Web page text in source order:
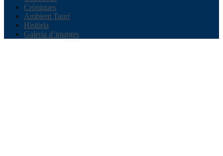
Cròniques
Ambient Taurí
Història
Galeria d’imatges